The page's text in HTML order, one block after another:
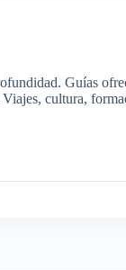
Guías
cultura,